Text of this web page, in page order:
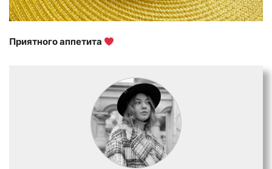
Приятного аппетита